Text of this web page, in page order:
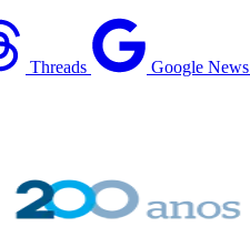
Threads Google News